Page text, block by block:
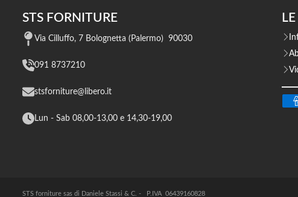
STS FORNITURE
Via Cilluffo, 7 Bolognetta (Palermo) 90030
091 8737210
stsforniture@libero.it
Lun - Sab 08,00-13,00 e 14,30-19,00
STS forniture sas di Daniele Stassi & C. - P.IVA 06439160828